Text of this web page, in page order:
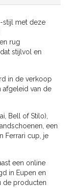
stijl met deze
rug
stijlvol en
in de verkoop
afgeleid van de
Bell of Stilo),
een
Ferrari cup, je
een online
in Eupen en
de producten